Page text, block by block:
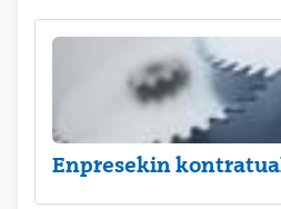
Enpresekin